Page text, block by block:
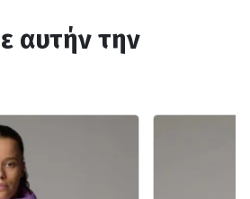
αυτήν την